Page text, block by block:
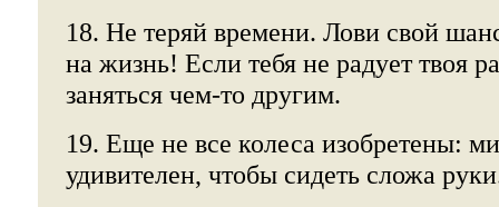
18. Не теряй времени. Лови свой
на жизнь! Если тебя не радует твоя
заняться чем-то другим.
19. Еще не все колеса изобретены:
удивителен, чтобы сидеть сложа